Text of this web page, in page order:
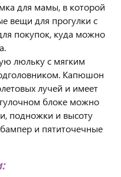
для мамы, в которой
вещи для прогулки с
покупок, куда можно
люльку с мягким
Капюшон
лучей и имеет
блоке можно
подножки и высоту
и пятиточечные